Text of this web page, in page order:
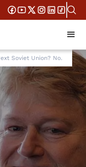
Soviet Union? No.